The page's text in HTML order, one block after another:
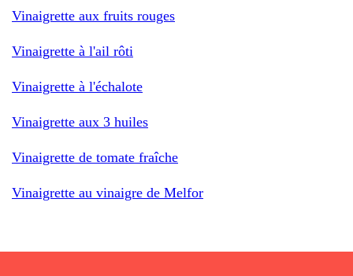
Vinaigrette aux fruits rouges
Vinaigrette à l'ail rôti
Vinaigrette à l'échalote
Vinaigrette aux 3 huiles
Vinaigrette de tomate fraîche
Vinaigrette au vinaigre de Melfor